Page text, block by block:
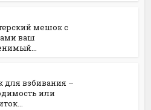
мешок с
ваш
для взбивания –
или